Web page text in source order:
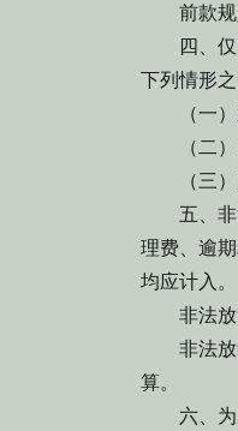
前款规定
四、仅向
下列情形
（一）通
（二）以
（三）向
五、非法
理费、逾
均应计入。
非法放贷
非法放贷
算。
六、为从